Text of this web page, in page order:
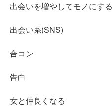
出会いを増やしてモノにする
出会い系(SNS)
合コン
告白
女と仲良くなる